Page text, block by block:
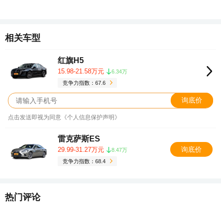
相关车型
红旗H5
15.98-21.58万元
6.34万
竞争力指数：67.6
询底价
点击发送即视为同意《个人信息保护声明》
雷克萨斯ES
29.99-31.27万元
8.47万
竞争力指数：68.4
询底价
热门评论